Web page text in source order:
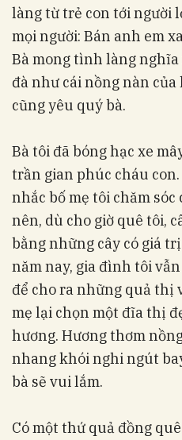
làng từ trẻ con tới người
mọi người: Bán anh em
Bà mong tình làng nghĩa
đà như cái nồng nàn
cũng yêu quý bà.
Bà tôi đã bóng hạc xe
trần gian phúc cháu
nhắc bố mẹ tôi chăm
nên, dù cho giờ quê tôi,
bằng những cây có giá
năm nay, gia đình tôi
để cho ra những quả thị
mẹ lại chọn một đĩa thị
hương. Hương thơm
nhang khói nghi ngút
bà sẽ vui lắm.
Có một thứ quả đồng